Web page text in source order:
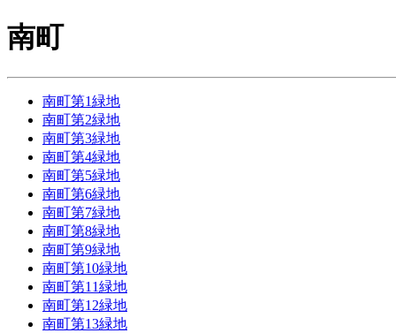
南町
南町第1緑地
南町第2緑地
南町第3緑地
南町第4緑地
南町第5緑地
南町第6緑地
南町第7緑地
南町第8緑地
南町第9緑地
南町第10緑地
南町第11緑地
南町第12緑地
南町第13緑地